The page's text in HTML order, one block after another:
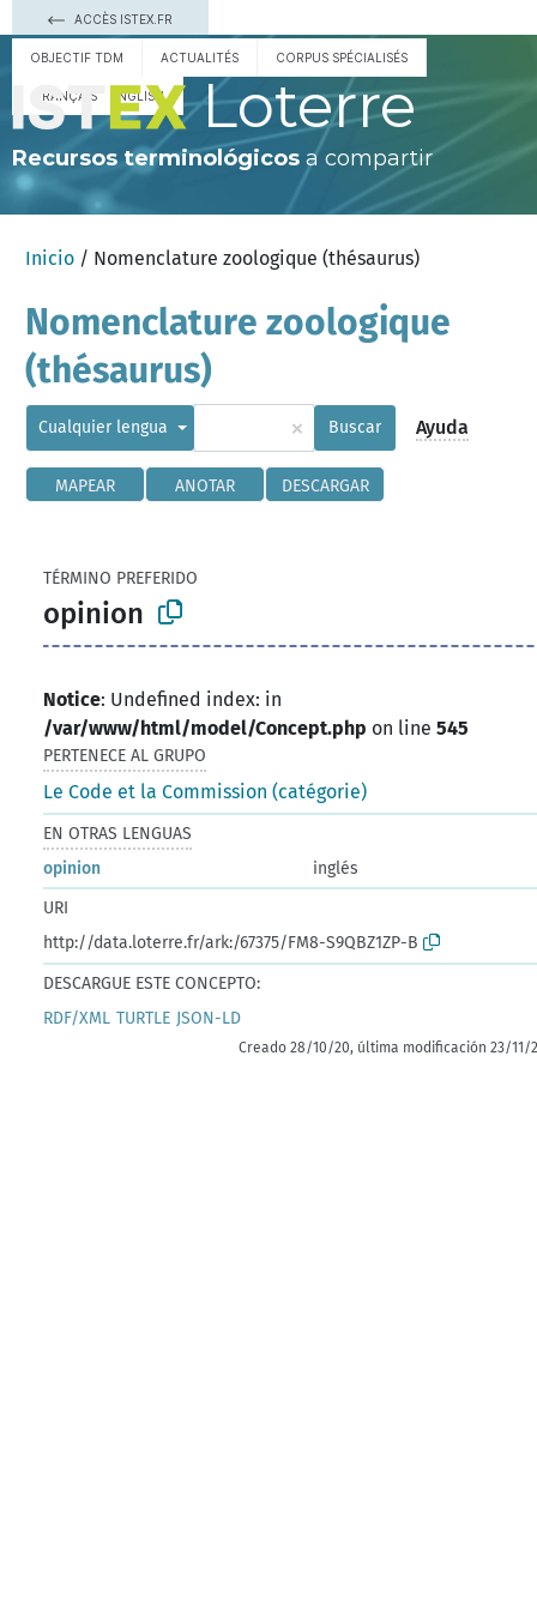
ACCÈS ISTEX.FR
OBJECTIF TDM ACTUALITÉS CORPUS SPÉCIALISÉS
FRANÇAIS ENGLISH Loterre
Recursos terminológicos a compartir
Inicio / Nomenclature zoologique (thésaurus)
Nomenclature zoologique
(thésaurus)
Cualquier lengua × Buscar Ayuda
MAPEAR ANOTAR DESCARGAR
TÉRMINO PREFERIDO
opinion
Notice: Undefined index: in
/var/www/html/model/Concept.php on line545
PERTENECE AL GRUPO
Le Code et la Commission (catégorie)
EN OTRAS LENGUAS
opinion
inglés
URI
http://data.loterre.fr/ark:/67375/FM8-S9QBZ1ZP-B
DESCARGUE ESTE CONCEPTO:
RDF/XML TURTLE JSON-LD
Creado 28/10/20, última modificación 23/11/